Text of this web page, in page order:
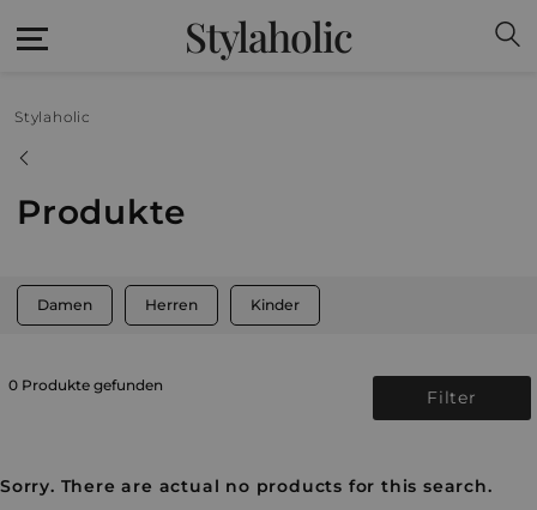
Stylaholic
Stylaholic
Produkte
Damen Herren Kinder
0 Produkte gefunden
Filter
Sorry. There are actual no products for this search.